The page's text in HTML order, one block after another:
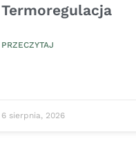
Termoregulacja
PRZECZYTAJ
6 sierpnia, 2026